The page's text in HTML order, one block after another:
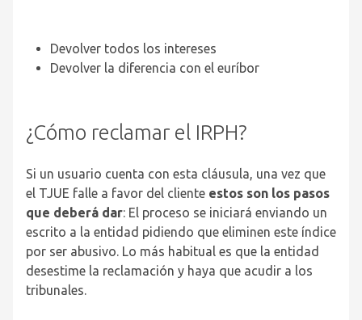
Devolver todos los intereses
Devolver la diferencia con el euríbor
¿Cómo reclamar el IRPH?
Si un usuario cuenta con esta cláusula, una vez que
el TJUE falle a favor del cliente estos son los pasos
que deberá dar: El proceso se iniciará enviando un
escrito a la entidad pidiendo que eliminen este índice
por ser abusivo. Lo más habitual es que la entidad
desestime la reclamación y haya que acudir a los
tribunales.